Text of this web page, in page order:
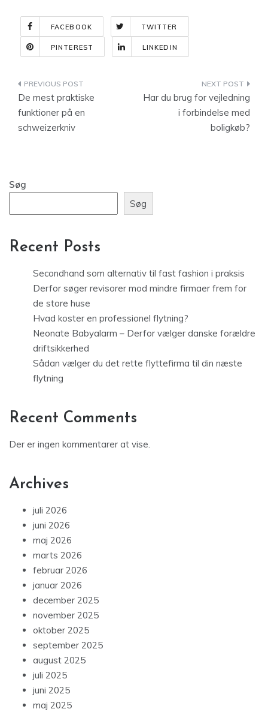
FACEBOOK TWITTER
PINTEREST LINKEDIN
Indlægsnavigation
De mest praktiske
funktioner på en
schweizerkniv
Har du brug for vejledning
i forbindelse med
boligkøb?
Søg
Søg
Recent Posts
Secondhand som alternativ til fast fashion i praksis
Derfor søger revisorer mod mindre firmaer frem for
de store huse
Hvad koster en professionel flytning?
Neonate Babyalarm – Derfor vælger danske forældre
driftsikkerhed
Sådan vælger du det rette flyttefirma til din næste
flytning
Recent Comments
Der er ingen kommentarer at vise.
Archives
juli 2026
juni 2026
maj 2026
marts 2026
februar 2026
januar 2026
december 2025
november 2025
oktober 2025
september 2025
august 2025
juli 2025
juni 2025
maj 2025